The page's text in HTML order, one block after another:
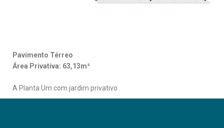
Pavimento Térreo
Área Privativa: 63,13m²
A Planta Um com jardim privativo